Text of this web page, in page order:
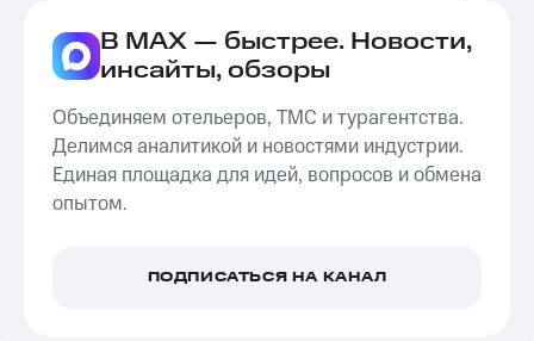
В MAX — быстрее. Новости,
инсайты, обзоры
Объединяем отельеров, ТМС и турагентства.
Делимся аналитикой и новостями индустрии.
Единая площадка для идей, вопросов и обмена
опытом.
ПОДПИСАТЬСЯ НА КАНАЛ